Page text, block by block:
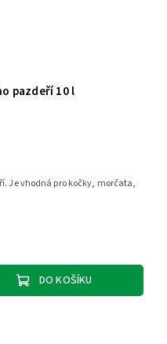
pazdeří 10 l
DO KOŠÍKU
Je vhodná pro kočky, morčata,